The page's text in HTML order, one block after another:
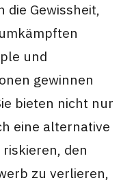
die Gewissheit,
und
gewinnen
bieten nicht nur
eine alternative
den
zu verlieren,